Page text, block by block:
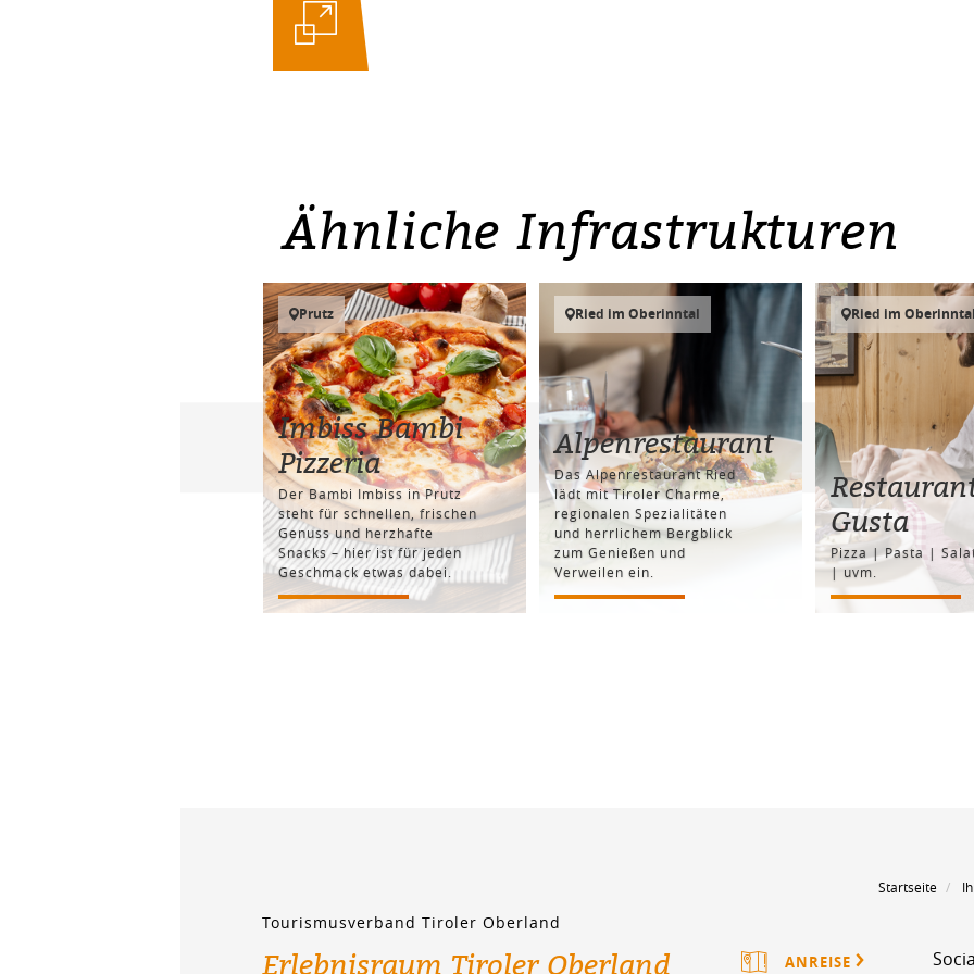
Ähnliche Infrastrukturen
Prutz
Imbiss Bambi
Pizzeria
Der Bambi Imbiss in Prutz
steht für schnellen, frischen
Genuss und herzhafte
Snacks – hier ist für jeden
Geschmack etwas dabei.
Ried im Oberinntal
Alpenrestaurant
Das Alpenrestaurant Ried
lädt mit Tiroler Charme,
regionalen Spezialitäten
und herrlichem Bergblick
zum Genießen und
Verweilen ein.
Ried im Oberinntal
Gusta
Pizza | Pasta |
| uvm.
Startseite
Tourismusverband Tiroler Oberland
Erlebnisraum Tiroler Oberland ANREISE